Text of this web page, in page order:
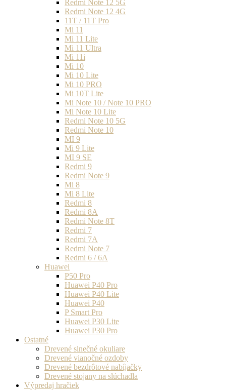
Redmi Note 12 5G
Redmi Note 12 4G
11T / 11T Pro
Mi 11
Mi 11 Lite
Mi 11 Ultra
Mi 11i
Mi 10
Mi 10 Lite
Mi 10 PRO
Mi 10T Lite
Mi Note 10 / Note 10 PRO
Mi Note 10 Lite
Redmi Note 10 5G
Redmi Note 10
MI 9
Mi 9 Lite
MI 9 SE
Redmi 9
Redmi Note 9
Mi 8
Mi 8 Lite
Redmi 8
Redmi 8A
Redmi Note 8T
Redmi 7
Redmi 7A
Redmi Note 7
Redmi 6 / 6A
Huawei
P50 Pro
Huawei P40 Pro
Huawei P40 Lite
Huawei P40
P Smart Pro
Huawei P30 Lite
Huawei P30 Pro
Ostatné
Drevené slnečné okuliare
Drevené vianočné ozdoby
Drevené bezdrôtové nabíjačky
Drevené stojany na slúchadla
Výpredaj hračiek